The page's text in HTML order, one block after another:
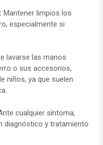
Mantener limpios los
especialmente si
lavarse las manos
o sus accesorios,
niños, ya que suelen
cualquier síntoma,
diagnóstico y tratamiento